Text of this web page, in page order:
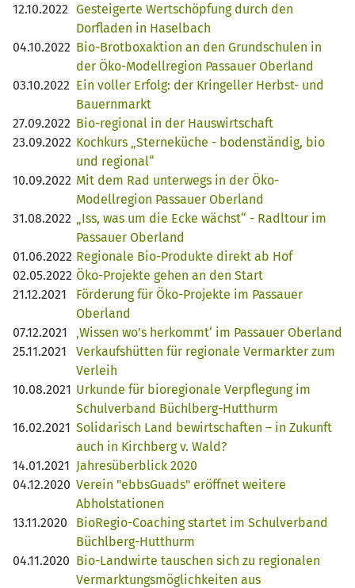
12.10.2022 Gesteigerte Wertschöpfung durch den
Dorfladen in Haselbach
04.10.2022 Bio-Brotboxaktion an den Grundschulen in
der Öko-Modellregion Passauer Oberland
03.10.2022 Ein voller Erfolg: der Kringeller Herbst- und
Bauernmarkt
27.09.2022 Bio-regional in der Hauswirtschaft
23.09.2022 Kochkurs „Sterneküche - bodenständig, bio
und regional“
10.09.2022 Mit dem Rad unterwegs in der Öko-
Modellregion Passauer Oberland
31.08.2022
„Iss, was um die Ecke wächst“ - Radltour im
Passauer Oberland
01.06.2022 Regionale Bio-Produkte direkt ab Hof
02.05.2022 Öko-Projekte gehen an den Start
21.12.2021
Förderung für Öko-Projekte im Passauer
Oberland
07.12.2021
‚Wissen wo’s herkommt‘ im Passauer Oberland
25.11.2021
Verkaufshütten für regionale Vermarkter zum
Verleih
10.08.2021 Urkunde für bioregionale Verpflegung im
Schulverband Büchlberg-Hutthurm
16.02.2021 Solidarisch Land bewirtschaften – in Zukunft
auch in Kirchberg v. Wald?
14.01.2021 Jahresüberblick 2020
04.12.2020 Verein "ebbsGuads" eröffnet weitere
Abholstationen
13.11.2020
BioRegio-Coaching startet im Schulverband
Büchlberg-Hutthurm
04.11.2020 Bio-Landwirte tauschen sich zu regionalen
Vermarktungsmöglichkeiten aus